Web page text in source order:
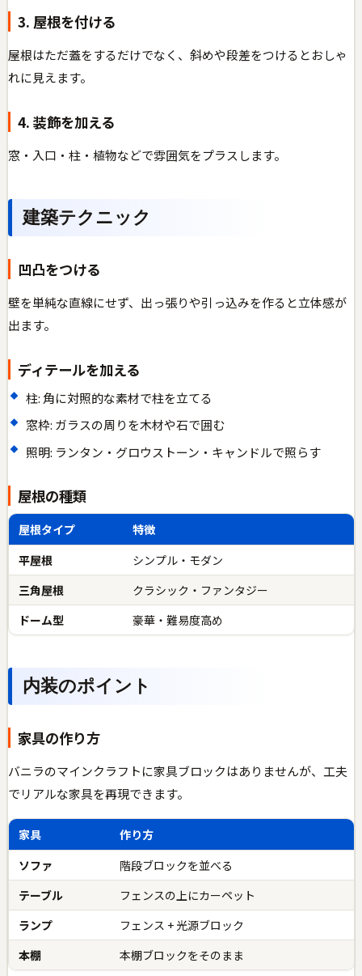
3. 屋根を付ける
屋根はただ蓋をするだけでなく、斜めや段差をつけるとおしゃ
れに見えます。
4. 装飾を加える
窓・入口・柱・植物などで雰囲気をプラスします。
建築テクニック
凹凸をつける
壁を単純な直線にせず、出っ張りや引っ込みを作ると立体感が
出ます。
ディテールを加える
柱: 角に対照的な素材で柱を立てる
窓枠: ガラスの周りを木材や石で囲む
照明: ランタン・グロウストーン・キャンドルで照らす
屋根の種類
屋根タイプ
特徴
平屋根
シンプル・モダン
三角屋根
クラシック・ファンタジー
ドーム型
豪華・難易度高め
内装のポイント
家具の作り方
バニラのマインクラフトに家具ブロックはありませんが、工夫
でリアルな家具を再現できます。
家具
作り方
ソファ
階段ブロックを並べる
テーブル
フェンスの上にカーペット
ランプ
フェンス + 光源ブロック
本棚
本棚ブロックをそのまま